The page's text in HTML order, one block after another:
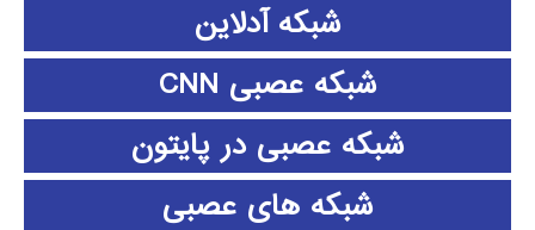
شبکه آدلاین
شبکه عصبی CNN
شبکه عصبی در پایتون
شبکه های عصبی